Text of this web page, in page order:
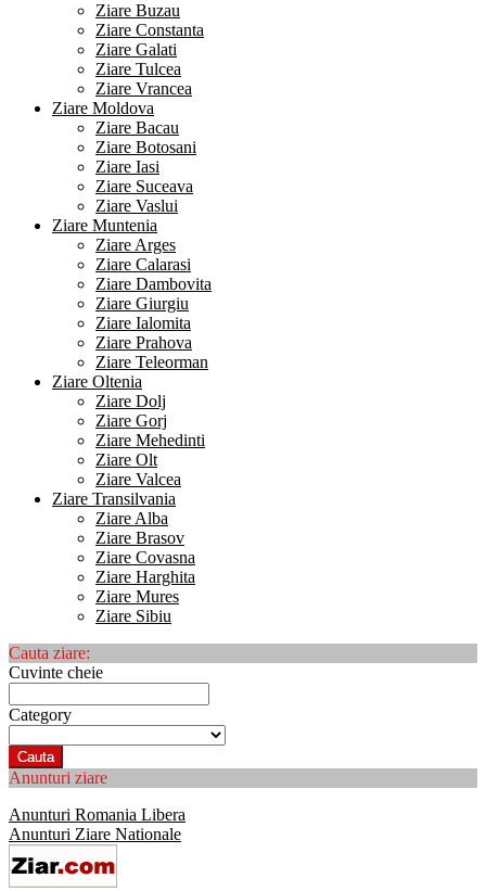
Ziare Buzau
Ziare Constanta
Ziare Galati
Ziare Tulcea
Ziare Vrancea
Ziare Moldova
Ziare Bacau
Ziare Botosani
Ziare Iasi
Ziare Suceava
Ziare Vaslui
Ziare Muntenia
Ziare Arges
Ziare Calarasi
Ziare Dambovita
Ziare Giurgiu
Ziare Ialomita
Ziare Prahova
Ziare Teleorman
Ziare Oltenia
Ziare Dolj
Ziare Gorj
Ziare Mehedinti
Ziare Olt
Ziare Valcea
Ziare Transilvania
Ziare Alba
Ziare Brasov
Ziare Covasna
Ziare Harghita
Ziare Mures
Ziare Sibiu
Cauta ziare:
Cuvinte cheie
Category
Cauta
Anunturi ziare
Anunturi Romania Libera
Anunturi Ziare Nationale